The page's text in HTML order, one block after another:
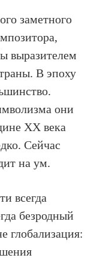
заметного
выразителем
В эпоху
они
ХХ века
Сейчас
на ум.
всегда
безродный
глобализация: